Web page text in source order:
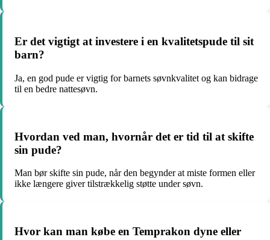
Er det vigtigt at investere i en kvalitetspude til sit
barn?
Ja, en god pude er vigtig for barnets søvnkvalitet og kan bidrage
til en bedre nattesøvn.
Hvordan ved man, hvornår det er tid til at skifte
sin pude?
Man bør skifte sin pude, når den begynder at miste formen eller
ikke længere giver tilstrækkelig støtte under søvn.
Hvor kan man købe en Temprakon dyne eller